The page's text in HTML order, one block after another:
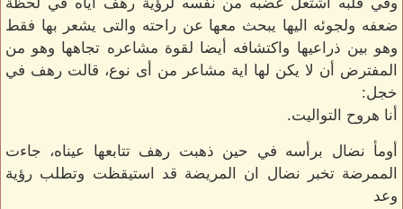
ضعفه ولجوئه اليها يبحث معها عن راحته والتى يشعر بها فقط
وهو بين ذراعيها واكتشافه أيضا لقوة مشاعره تجاهها وهو من
المفترض أن لا يكن لها اية مشاعر من أى نوع، قالت رهف في
خجل:
أنا هروح التواليت.
أومأ نضال برأسه في حين ذهبت رهف تتابعها عيناه، جاءت
الممرضة تخبر نضال ان المريضة قد استيقظت وتطلب رؤية
وعد